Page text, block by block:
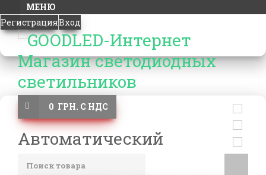
МЕНЮ
РегистрацияВход
0 ГРН. С НДС
Автоматический